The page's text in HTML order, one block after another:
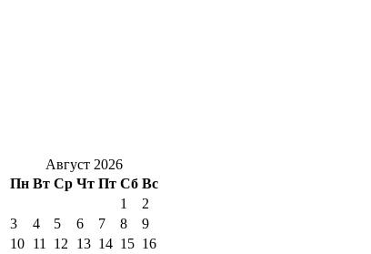
Август 2026
Пн Вт Ср Чт Пт Сб Вс
1
2
3
4 5 6 7 8
9
10 11 12 13 14 15 16